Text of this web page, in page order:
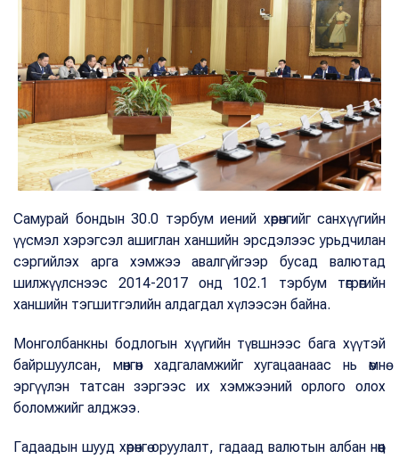
Самурай бондын 30.0 тэрбум иений хөрөнгийг санхүүгийн
үүсмэл хэрэгсэл ашиглан ханшийн эрсдэлээс урьдчилан
сэргийлэх арга хэмжээ авалгүйгээр бусад валютад
шилжүүлснээс 2014-2017 онд 102.1 тэрбум төгрөгийн
ханшийн тэгшитгэлийн алдагдал хүлээсэн байна.
Монголбанкны бодлогын хүүгийн түвшнээс бага хүүтэй
байршуулсан, мөнгөн хадгаламжийг хугацаанаас нь өмнө
эргүүлэн татсан зэргээс их хэмжээний орлого олох
боломжийг алджээ.
Гадаадын шууд хөрөнгө оруулалт, гадаад валютын албан нөөц